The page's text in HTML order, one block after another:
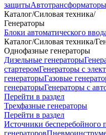
защитыАвтотрансформаторы
Каталог/Силовая техника/
Генераторы
Блоки автоматического
Каталог/Силовая техника/
Однофазные генераторы
Дизельные генераторы
стартеромГенераторы с
генераторыГазовые
генераторыГенераторы с
Перейти в раздел
Трехфазные генераторы
Перейти в раздел
Источники бесперебойного
генераторов